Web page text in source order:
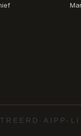
AIPP-